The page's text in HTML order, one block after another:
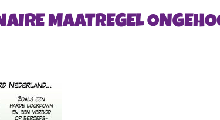
MAATREGEL